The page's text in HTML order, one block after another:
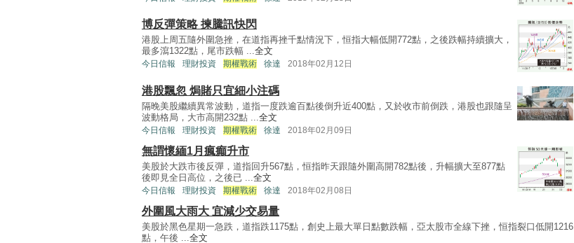
博反彈策略 揀騰訊快閃
港股上周五隨外圍急挫，在道指再挫千點情況下，恒指大幅低開772點，之後跌幅持續擴大，
最多瀉1322點，尾市跌幅 ... 全文
今日信報 理財投資 期權戰術 徐達 2018年02月12日
港股飄忽 焗賭只宜細小注碼
隔晚美股繼續異常波動，道指一度跌逾百點後倒升近400點，又於收市前倒跌，港股也跟隨呈
波動格局，大市高開232點 ... 全文
今日信報 理財投資 期權戰術 徐達 2018年02月09日
無謂懷緬1月瘋癲升市
美股於大跌市後反彈，道指回升567點，恒指昨天跟隨外圍高開782點後，升幅擴大至877點
後即見全日高位，之後已 ... 全文
今日信報 理財投資 期權戰術 徐達 2018年02月08日
外圍風大雨大 宜減少交易量
美股於黑色星期一急跌，道指跌1175點，創史上最大單日點數跌幅，亞太股市全線下挫，恒指裂口低開1216
點，午後 ... 全文